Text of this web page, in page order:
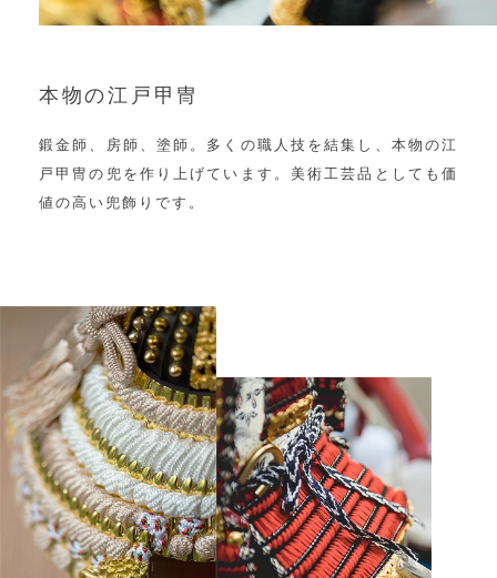
本物の江戸甲冑
鍛金師、房師、塗師。多くの職人技を結集し、本物の江
戸甲冑の兜を作り上げています。美術工芸品としても価
値の高い兜飾りです。